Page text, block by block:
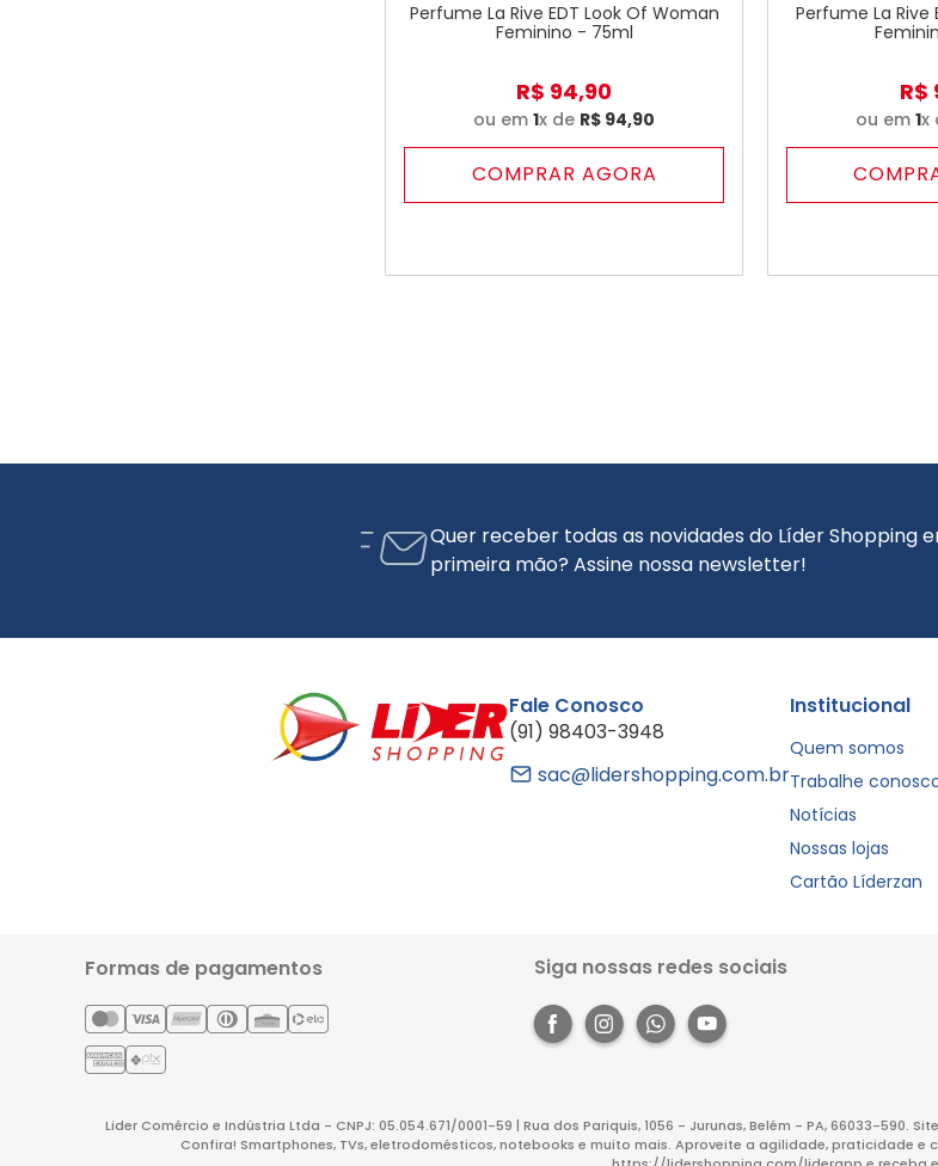
Perfume La Rive EDT Look Of Woman
Feminino - 75ml
R$ 94,90
ou em1x de R$ 94,90
COMPRAR AGORA
Perfume La Rive
R$
ou em1x
Quer receber todas as novidades do Líder Shopping
primeira mão? Assine nossa newsletter!
Fale Conosco
(91) 98403-3948
sac@lidershopping.com.br
Institucional
Quem somos
Trabalhe
Notícias
Nossas lojas
Cartão Líderzan
Formas de pagamentos Siga nossas redes sociais
Lider Comércio e Indústria Ltda - CNPJ: 05.054.671/0001-59 | Rua dos Pariquis, 1056 - Jurunas, Belém - PA, 66033-590.
Confira! Smartphones, TVs, eletrodomésticos, notebooks e muito mais. Aproveite a agilidade, praticidade